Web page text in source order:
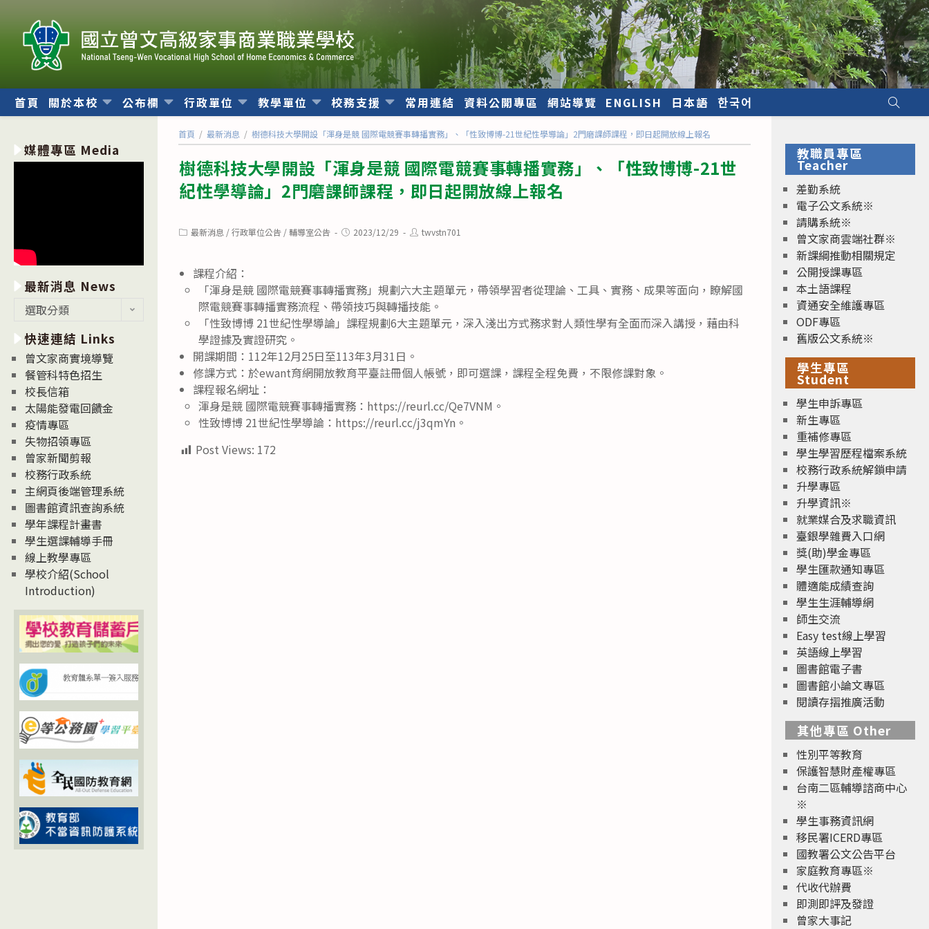
內
首頁 關於本校 公布欄 行政單位 教學單位 校務支援 常用連結 資料公開專區 網站導覽 ENGLISH 日本語 한국어
首頁 / 最新消息 / 樹德科技大學開設「渾身是競 國際電競賽事轉播實務」、「性致博博-21世紀性學導論」2門磨課師課程，即日起開放線上報名
樹德科技大學開設「渾身是競 國際電競賽事轉播實務」、「性致博博-21世
紀性學導論」2門磨課師課程，即日起開放線上報名
Post最新消息 / 行政單位公告 / 輔導室公告
Post2023/12/29
Posttwvstn701
課程介紹：
「渾身是競 國際電競賽事轉播實務」規劃六大主題單元，帶領學習者從理論、工具、實務、成果等面向，瞭解國
際電競賽事轉播實務流程、帶領技巧與轉播技能。
「性致博博 21世紀性學導論」課程規劃6大主題單元，深入淺出方式務求對人類性學有全面而深入講授，藉由科
學證據及實證研究。
開課期間：112年12月25日至113年3月31日。
修課方式：於ewant育網開放教育平臺註冊個人帳號，即可選課，課程全程免費，不限修課對象。
課程報名網址：
渾身是競 國際電競賽事轉播實務：https://reurl.cc/Qe7VNM。
性致博博 21世紀性學導論：https://reurl.cc/j3qmYn。
Post Views: 172
媒體專區 Media
最新消息 News
消
息
News
選取分類
快速連結 Links
曾文家商實境導覽
餐管科特色招生
校長信箱
太陽能發電回饋金
疫情專區
失物招領專區
曾家新聞剪報
校務行政系統
主網頁後端管理系統
圖書館資訊查詢系統
學年課程計畫書
學生選課輔導手冊
線上教學專區
學校介紹(School
Introduction)
教職員專區
Teacher
差勤系統
電子公文系統※
請購系統※
曾文家商雲端社群※
新課綱推動相關規定
公開授課專區
本土語課程
資通安全維護專區
ODF專區
舊版公文系統※
學生專區
Student
學生申訴專區
新生專區
重補修專區
學生學習歷程檔案系統
校務行政系統解鎖申請
升學專區
升學資訊※
就業媒合及求職資訊
臺銀學雜費入口網
獎(助)學金專區
學生匯款通知專區
體適能成績查詢
學生生涯輔導網
師生交流
Easy test線上學習
英語線上學習
圖書館電子書
圖書館小論文專區
閱讀存摺推廣活動
其他專區 Other
性別平等教育
保護智慧財產權專區
台南二區輔導諮商中心
※
學生事務資訊網
移民署ICERD專區
國教署公文公告平台
家庭教育專區※
代收代辦費
即測即評及發證
曾家大事記